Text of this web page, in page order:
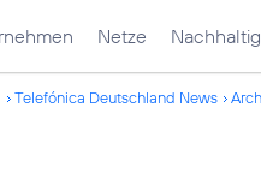
Netze
Telefónica Deutschland News